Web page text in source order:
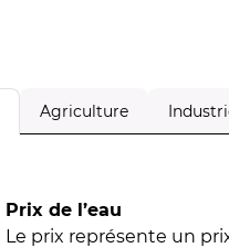
Agriculture
Prix de l’eau
Le prix représente un